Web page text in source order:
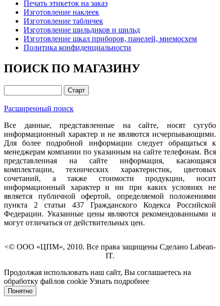
Печать этикеток на заказ
Изготовление наклеек
Изготовление табличек
Изготовление шильдиков и шильд
Изготовление шкал приборов, панелей, мнемосхем
Политика конфиденциальности
ПОИСК ПО МАГАЗИНУ
Расширенный поиск
Все данные, представленные на сайте, носят сугубо
информационный характер и не являются исчерпывающими.
Для более подробной информации следует обращаться к
менеджерам компании по указанным на сайте телефонам. Вся
представленная на сайте информация, касающаяся
комплектации, технических характеристик, цветовых
сочетаний, а также стоимости продукции, носит
информационный характер и ни при каких условиях не
является публичной офертой, определяемой положениями
пункта 2 статьи 437 Гражданского Кодекса Российской
Федерации. Указанные цены являются рекомендованными и
могут отличаться от действительных цен.
<© ООО «ЦПМ», 2010. Все права защищены Сделано Labean-
IT.
Продолжая использовать наш сайт, Вы соглашаетесь на
обработку файлов cookie Узнать подробнее
Понятно